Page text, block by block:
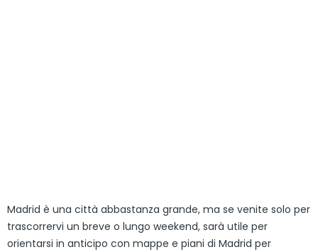
Madrid è una città abbastanza grande, ma se venite solo per
trascorrervi un breve o lungo weekend, sarà utile per
orientarsi in anticipo con mappe e piani di Madrid per